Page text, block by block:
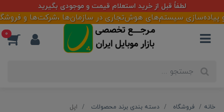
لطفاً قبل از خرید استعلام قیمت و موجودی بگیرید
پیاده‌سازی سیستم‌های هوش‌تجاری در سازمان‌ها ،شرکت‌ها و
0
خانه فروشگاه دسته بندی برند محصولات اپل